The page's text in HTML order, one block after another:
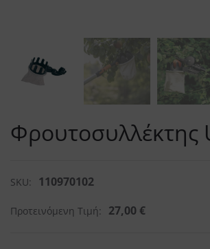
Φρουτοσυλλέκτης
SKU: 110970102
Προτεινόμενη Τιμή: 27,00 €